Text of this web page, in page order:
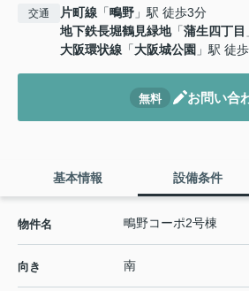
交通 片町線 「鴫野 」駅 徒歩3分
地下鉄長堀鶴見緑地「蒲生四丁目
大阪環状線 「大阪城公園 」駅 徒
無料 お問い合
基本情報 設備条件
物件名 鴫野コーポ2号棟
向き 南